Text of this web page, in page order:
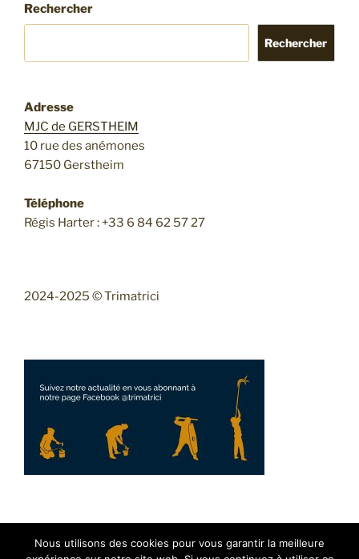
Rechercher
Rechercher
Adresse
MJC de GERSTHEIM
10 rue des anémones
67150 Gerstheim
Téléphone
Régis Harter : +33 6 84 62 57 27
2024-2025 © Trimatrici
Facebook
Instagram
Mail
Nous utilisons des cookies pour vous garantir la meilleure